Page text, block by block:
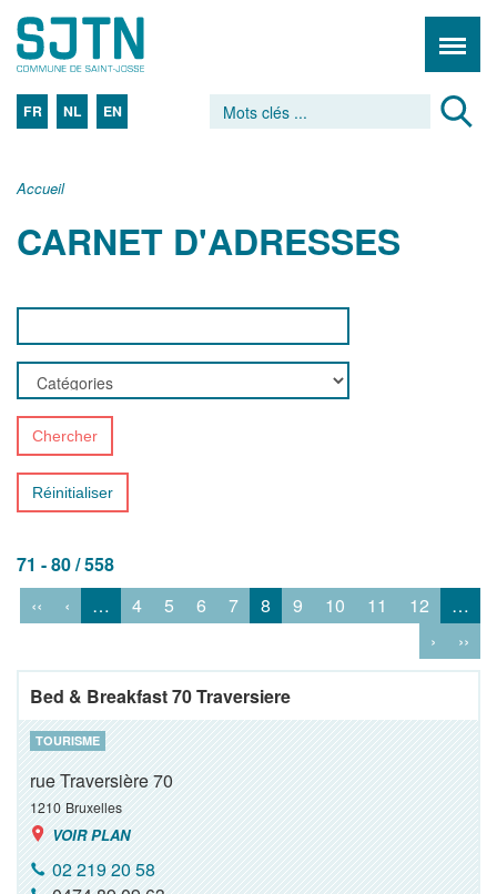
FR NL EN
Accueil
CARNET D'ADRESSES
Chercher
Réinitialiser
71 - 80 / 558
‹‹
‹ … 4 5 6 7 8 9 10 11 12
…
›
››
Bed & Breakfast 70 Traversiere
TOURISME
rue Traversière 70
1210 Bruxelles
VOIR PLAN
02 219 20 58